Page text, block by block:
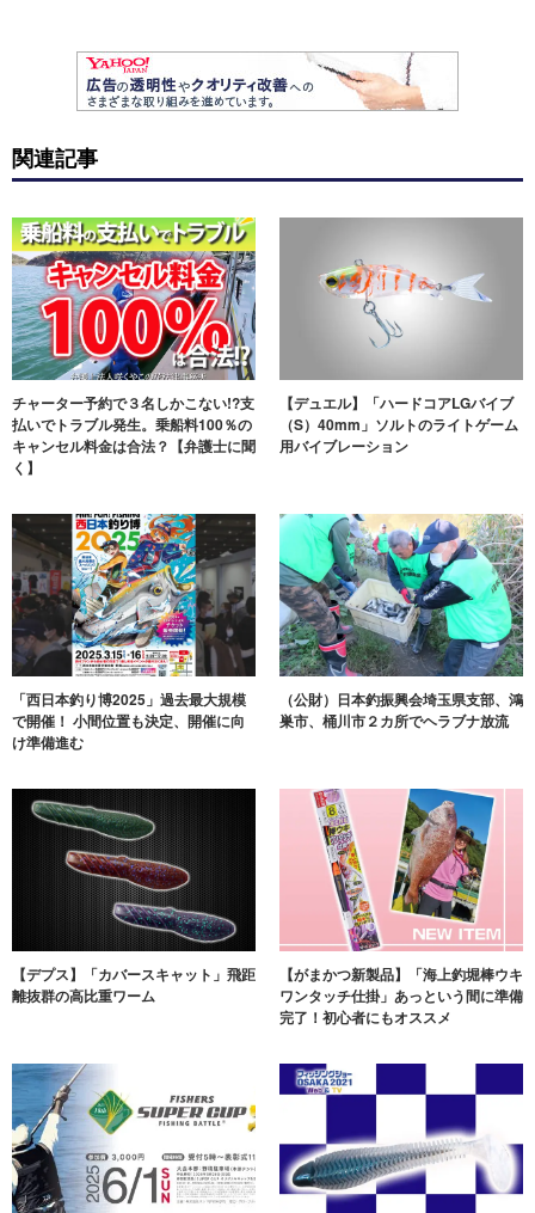
関連記事
チャーター予約で３名しかこない!?支
払いでトラブル発生。乗船料100％の
キャンセル料金は合法？【弁護士に聞
く】
【デュエル】「ハードコアLGバイブ
（S）40mm」ソルトのライトゲーム
用バイブレーション
「西日本釣り博2025」過去最大規模
で開催！ 小間位置も決定、開催に向
け準備進む
（公財）日本釣振興会埼玉県支部、鴻
巣市、桶川市２カ所でヘラブナ放流
【デプス】「カバースキャット」飛距
離抜群の高比重ワーム
【がまかつ新製品】「海上釣堀棒ウキ
ワンタッチ仕掛」あっという間に準備
完了！初心者にもオススメ